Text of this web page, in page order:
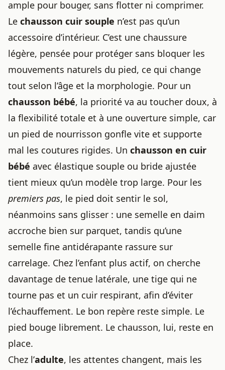
ample pour bouger, sans flotter ni comprimer.
Le chausson cuir souple n’est pas qu’un
accessoire d’intérieur. C’est une chaussure
légère, pensée pour protéger sans bloquer les
mouvements naturels du pied, ce qui change
tout selon l’âge et la morphologie. Pour un
chausson bébé, la priorité va au toucher doux, à
la flexibilité totale et à une ouverture simple, car
un pied de nourrisson gonfle vite et supporte
mal les coutures rigides. Un chausson en cuir
bébé avec élastique souple ou bride ajustée
tient mieux qu’un modèle trop large. Pour les
premiers pas, le pied doit sentir le sol,
néanmoins sans glisser : une semelle en daim
accroche bien sur parquet, tandis qu’une
semelle fine antidérapante rassure sur
carrelage. Chez l’enfant plus actif, on cherche
davantage de tenue latérale, une tige qui ne
tourne pas et un cuir respirant, afin d’éviter
l’échauffement. Le bon repère reste simple. Le
pied bouge librement. Le chausson, lui, reste en
place.
Chez l’adulte, les attentes changent, mais les